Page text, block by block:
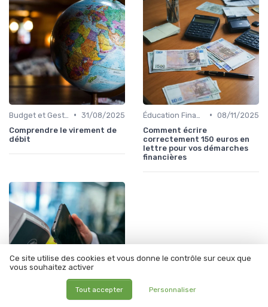
• 31/08/2025
Comprendre le virement de
débit
• 08/11/2025
Comment écrire
correctement 150 euros en
lettre pour vos démarches
financières
Ce site utilise des cookies et vous donne le contrôle sur ceux que
vous souhaitez activer
Tout accepter Personnaliser